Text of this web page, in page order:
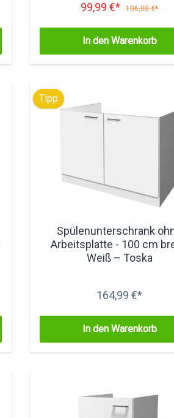
99,99 €* 106,00 €*
In den Warenkorb
Tipp
Spülenunterschrank
Arbeitsplatte - 100 cm
Weiß – Toska
164,99 €*
In den Warenkorb